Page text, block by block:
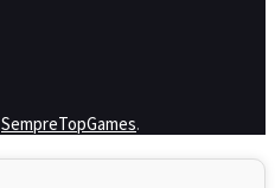
SempreTopGames.